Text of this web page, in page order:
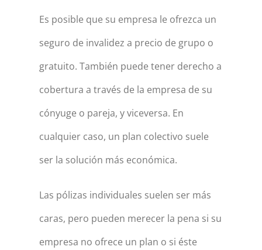
Es posible que su empresa le ofrezca un
seguro de invalidez a precio de grupo o
gratuito. También puede tener derecho a
cobertura a través de la empresa de su
cónyuge o pareja, y viceversa. En
cualquier caso, un plan colectivo suele
ser la solución más económica.
Las pólizas individuales suelen ser más
caras, pero pueden merecer la pena si su
empresa no ofrece un plan o si éste